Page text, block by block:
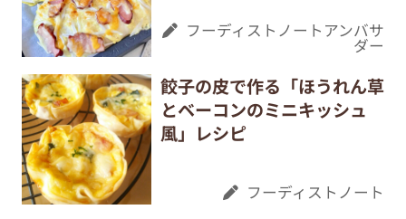
フーディストノートアンバサ
ダー
餃子の皮で作る「ほうれん草
とベーコンのミニキッシュ
風」レシピ
フーディストノート